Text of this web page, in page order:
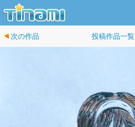
次の作品 投稿作品一覧